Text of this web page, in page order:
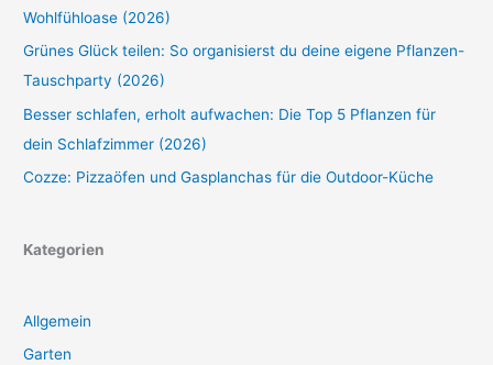
Wohlfühloase (2026)
Grünes Glück teilen: So organisierst du deine eigene Pflanzen-
Tauschparty (2026)
Besser schlafen, erholt aufwachen: Die Top 5 Pflanzen für
dein Schlafzimmer (2026)
Cozze: Pizzaöfen und Gasplanchas für die Outdoor-Küche
Kategorien
Allgemein
Garten